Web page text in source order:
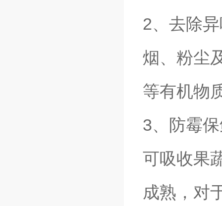
2、去除
烟、粉尘
等有机物
3、防霉
可吸收果
成熟，对